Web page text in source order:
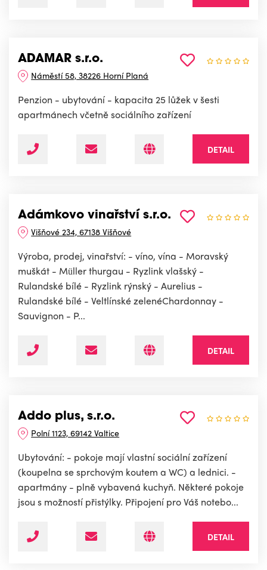
ADAMAR s.r.o.
Náměstí 58, 38226 Horní Planá
Penzion - ubytování - kapacita 25 lůžek v šesti
apartmánech včetně sociálního zařízení
DETAIL
Adámkovo vinařství s.r.o.
Višňové 234, 67138 Višňové
Výroba, prodej, vinařství: - víno, vína - Moravský
muškát - Müller thurgau - Ryzlink vlašský -
Rulandské bílé - Ryzlink rýnský - Aurelius -
Rulandské bílé - Veltlínské zelenéChardonnay -
Sauvignon - P...
DETAIL
Addo plus, s.r.o.
Polní 1123, 69142 Valtice
Ubytování: - pokoje mají vlastní sociální zařízení
(koupelna se sprchovým koutem a WC) a lednici. -
apartmány - plně vybavená kuchyň. Některé pokoje
jsou s možností přistýlky. Připojení pro Váš notebo...
DETAIL